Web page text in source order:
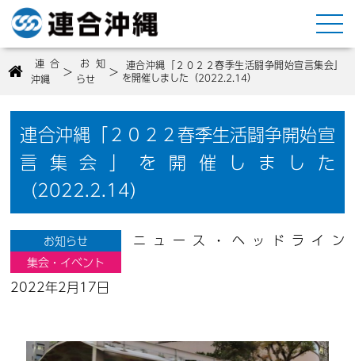
連合
沖縄
>
お知
らせ
> 連合沖縄「２０２２春季生活闘争開始宣言集会」
を開催しました（2022.2.14）
連合沖縄「２０２２春季生活闘争開始宣
言集会」を開催しました
（2022.2.14）
お知らせ ニュース・ヘッドライン
集会・イベント
2022年2月17日